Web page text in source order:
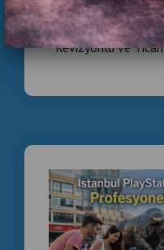
İkinci El
Revizyonlu ve